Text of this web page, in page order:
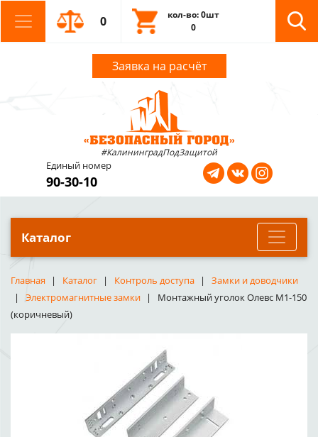
0
кол-во: 0шт
0
Заявка на расчёт
#КалининградПодЗащитой
Единый номер
90-30-10
Каталог
Главная Каталог Контроль доступа
Замки и доводчики
Электромагнитные замки
Монтажный уголок Олевс М1-150
(коричневый)